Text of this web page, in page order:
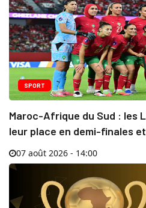
SPORT
Maroc-Afrique du Sud : les
leur place en demi-finales
07 août 2026 - 14:00